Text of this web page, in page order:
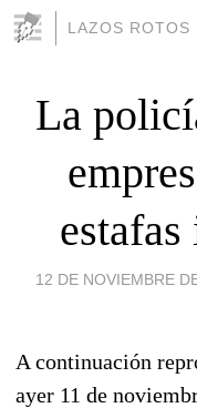
LAZOS ROTOS
La
12 DE NOVIEMBRE
A continuación
ayer 11 de